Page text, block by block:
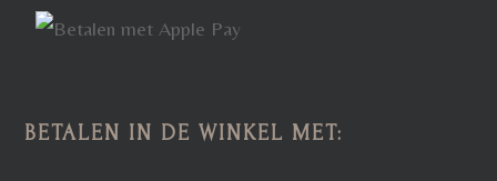
BETALEN IN DE WINKEL MET: